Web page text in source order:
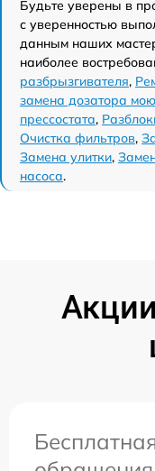
Будьте уверены в
с уверенностью
данным наших
наиболее
разбрызгивателя,
замена дозатора
прессостата,
Очистка фильтров,
Замена улитки,
насоса.